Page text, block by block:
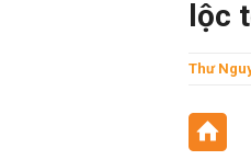
lộc
Thư